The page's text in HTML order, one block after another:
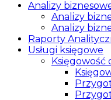
Analizy
Analizy
Analizy
Raporty
Usługi księgowe
Księgowość